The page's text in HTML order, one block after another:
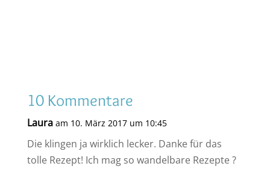
10 Kommentare
Laura am 10. März 2017 um 10:45
Die klingen ja wirklich lecker. Danke für das
tolle Rezept! Ich mag so wandelbare Rezepte ?